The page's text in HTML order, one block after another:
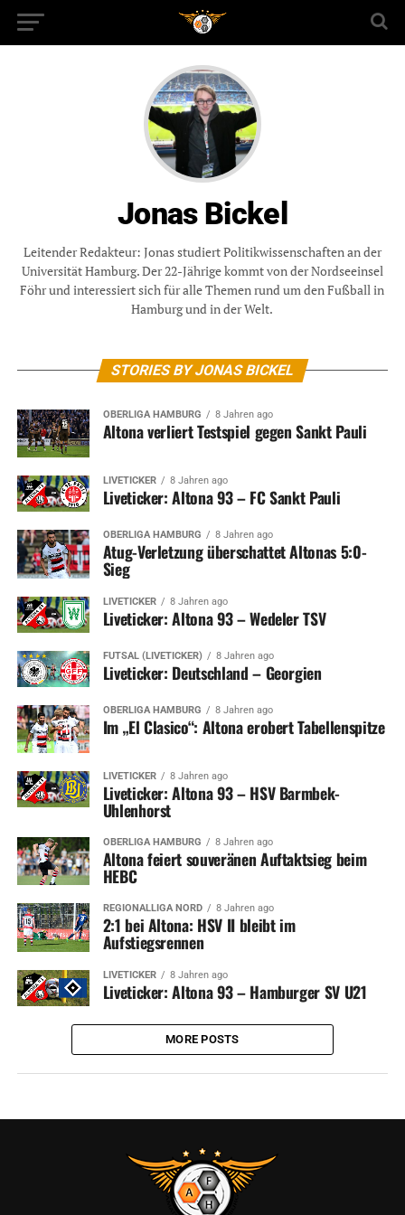
Jonas Bickel
Leitender Redakteur: Jonas studiert Politikwissenschaften an der
Universität Hamburg. Der 22-Jährige kommt von der Nordseeinsel
Föhr und interessiert sich für alle Themen rund um den Fußball in
Hamburg und in der Welt.
STORIES BY JONAS BICKEL
OBERLIGA HAMBURG 8 Jahren ago
Altona verliert Testspiel gegen Sankt Pauli
LIVETICKER 8 Jahren ago
Liveticker: Altona 93 – FC Sankt Pauli
OBERLIGA HAMBURG 8 Jahren ago
Atug-Verletzung überschattet Altonas 5:0-
Sieg
LIVETICKER 8 Jahren ago
Liveticker: Altona 93 – Wedeler TSV
FUTSAL (LIVETICKER) 8 Jahren ago
Liveticker: Deutschland – Georgien
OBERLIGA HAMBURG 8 Jahren ago
Im „El Clasico“: Altona erobert Tabellenspitze
LIVETICKER 8 Jahren ago
Liveticker: Altona 93 – HSV Barmbek-
Uhlenhorst
OBERLIGA HAMBURG 8 Jahren ago
Altona feiert souveränen Auftaktsieg beim
HEBC
REGIONALLIGA NORD 8 Jahren ago
2:1 bei Altona: HSV II bleibt im
Aufstiegsrennen
LIVETICKER 8 Jahren ago
Liveticker: Altona 93 – Hamburger SV U21
MORE POSTS